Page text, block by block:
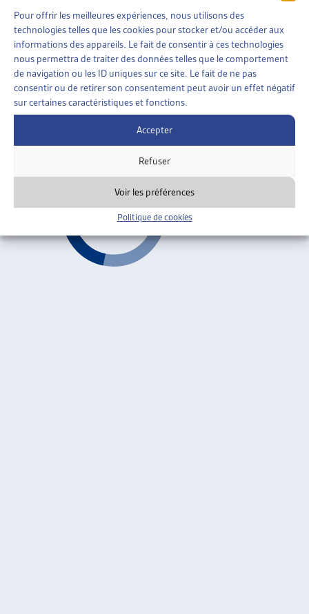
Pour offrir les meilleures expériences, nous utilisons des
technologies telles que les cookies pour stocker et/ou accéder aux
informations des appareils. Le fait de consentir à ces technologies
nous permettra de traiter des données telles que le comportement
de navigation ou les ID uniques sur ce site. Le fait de ne pas
consentir ou de retirer son consentement peut avoir un effet négatif
sur certaines caractéristiques et fonctions.
Accepter
Refuser
Voir les préférences
Politique de cookies
AIDE SOCIALE»ORGANISATION DE L’AIDE SOCIALE
»REVENU DÉTERMINANT UNIFIÉ (RDU)
LE PROJET « INTERVENTO SOCIALE »: COMMENT
LE TESSIN A RÉFORMÉ SON SYSTÈME DE
PRESTATIONS SOCIALES
Sabina Beffa, dossier du mois, août 2003
Revenu déterminant unifié (RDU) ARTIAS